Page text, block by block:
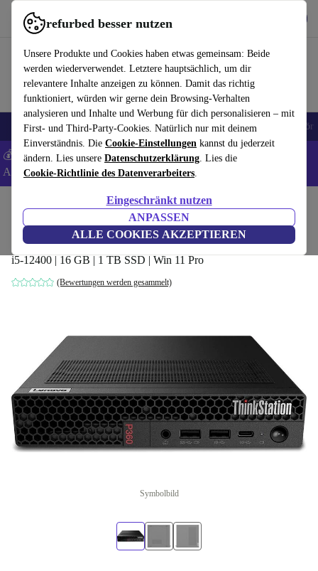
refurbed besser nutzen
Unsere Produkte und Cookies haben etwas gemeinsam: Beide
werden wiederverwendet. Letztere hauptsächlich, um dir
relevantere Inhalte anzeigen zu können. Damit das richtig
funktioniert, würden wir gerne dein Browsing-Verhalten
analysieren und Inhalte und Werbung für dich personalisieren – mit
First- und Third-Party-Cookies. Natürlich nur mit deinem
Einverständnis. Die Cookie-Einstellungen kannst du jederzeit
ändern. Lies unsere Datenschutzerklärung. Lies die
Cookie-Richtlinie des Datenverarbeiters.
Eingeschränkt nutzen
ANPASSEN
ALLE COOKIES AKZEPTIEREN
refurbed schnell und einfach nutzen
🎒 Back to school Handys Laptops Tablets Smartwatches Zubehör
💰 Extra -5% auf Samsung- und Google-Smartphones - Code:
ANDROID5 -AGB
Desktop PCs Lenovo Desktops
Lenovo ThinkStation P360 Tiny
i5-12400 | 16 GB | 1 TB SSD | Win 11 Pro
(Bewertungen werden gesammelt)
Symbolbild